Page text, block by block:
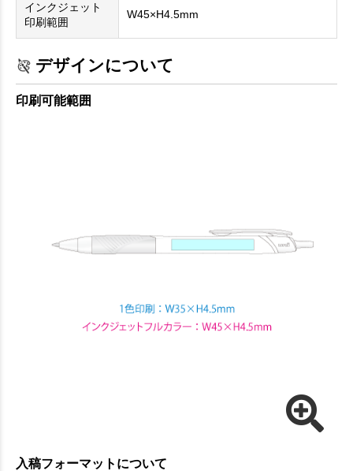
インクジェット
印刷範囲
W45×H4.5mm
デザインについて
印刷可能範囲
入稿フォーマットについて